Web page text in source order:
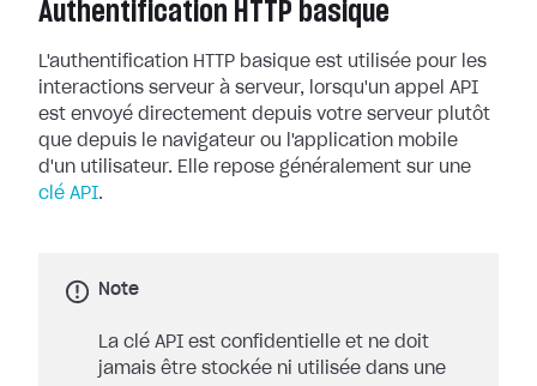
Authentification HTTP basique
L'authentification HTTP basique est utilisée pour les
interactions serveur à serveur, lorsqu'un appel API
est envoyé directement depuis votre serveur plutôt
que depuis le navigateur ou l'application mobile
d'un utilisateur. Elle repose généralement sur une
clé API.
Note
La clé API est confidentielle et ne doit
jamais être stockée ni utilisée dans une